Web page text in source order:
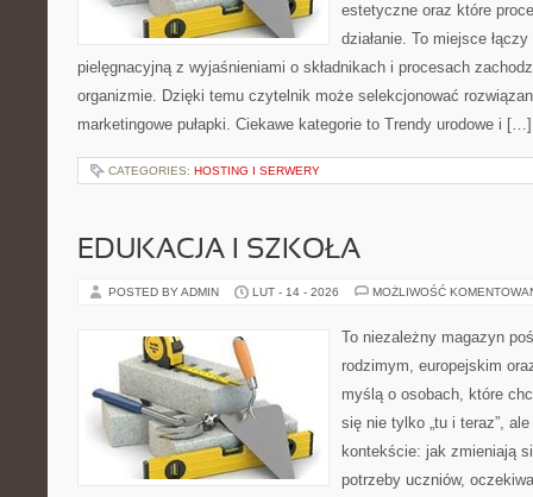
estetyczne oraz które
działanie. To miejsce
pielęgnacyjną z wyjaśnieniami o składnikach i procesach
organizmie. Dzięki temu czytelnik może selekcjonować
marketingowe pułapki. Ciekawe kategorie to Trendy urodowe i […]
CATEGORIES: HOSTING I SERWERY
EDUKACJA I SZKOŁA
POSTED BY ADMIN LUT - 14 - 2026 MOŻLIWOŚĆ
To niezależny magazyn
rodzimym, europejskim
myślą o osobach, które
się nie tylko „tu i teraz”,
kontekście: jak zmieniają
potrzeby uczniów,